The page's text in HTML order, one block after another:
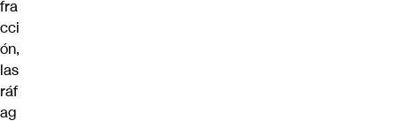
fra
cci
ón,
las
ráf
ag